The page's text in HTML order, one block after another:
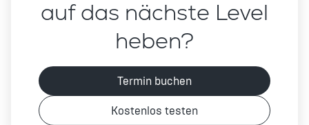
auf das nächste Level
heben?
Termin buchen
Kostenlos testen